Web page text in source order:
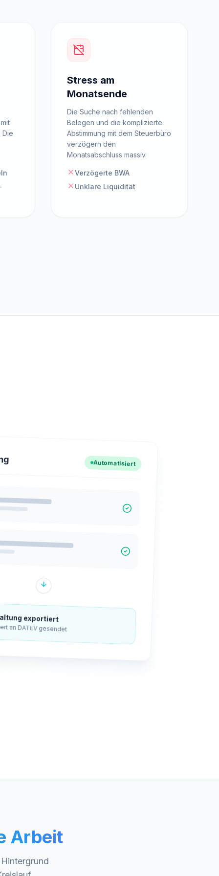
Die
Stress am
Monatsende
Die Suche nach fehlenden
Belegen und die komplizierte
Abstimmung mit dem Steuerbüro
verzögern den
Monatsabschluss massiv.
Verzögerte BWA
Unklare Liquidität
Automatisiert
exportiert
an DATEV gesendet
Arbeit